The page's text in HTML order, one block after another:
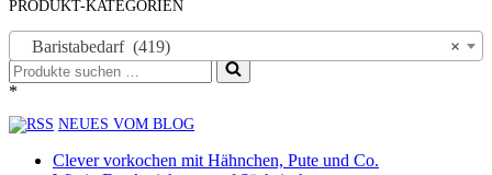
PRODUKT-KATEGORIEN
×
Baristabedarf (419)
Suchen
nach …
*
NEUES VOM BLOG
Clever vorkochen mit Hähnchen, Pute und Co.